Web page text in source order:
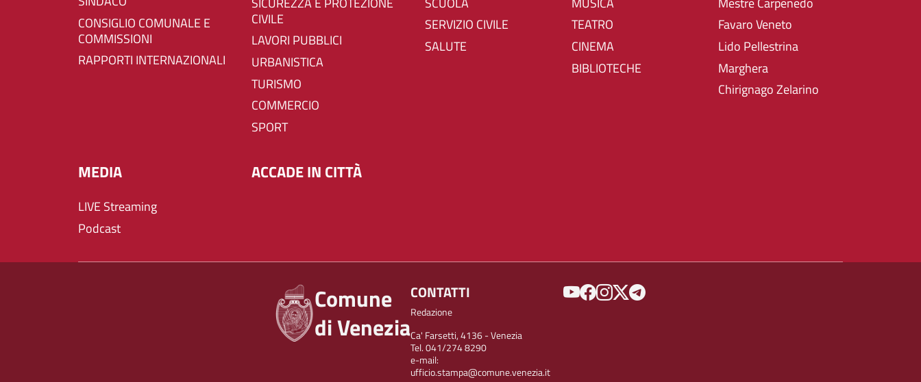
CONSIGLIO COMUNALE E
COMMISSIONI
RAPPORTI INTERNAZIONALI
CIVILE
LAVORI PUBBLICI
URBANISTICA
TURISMO
COMMERCIO
SPORT
SERVIZIO CIVILE
SALUTE
TEATRO
CINEMA
BIBLIOTECHE
Favaro Veneto
Lido Pellestrina
Marghera
Chirignago Zelarino
MEDIA
LIVE Streaming
Podcast
ACCADE IN CITTÀ
Comune
di Venezia
CONTATTI
Redazione
Ca' Farsetti, 4136 - Venezia
Tel. 041/274 8290
e-mail:
ufficio.stampa@comune.venezia.it
SOCIAL MENU